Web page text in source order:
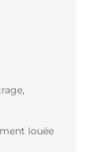
louée